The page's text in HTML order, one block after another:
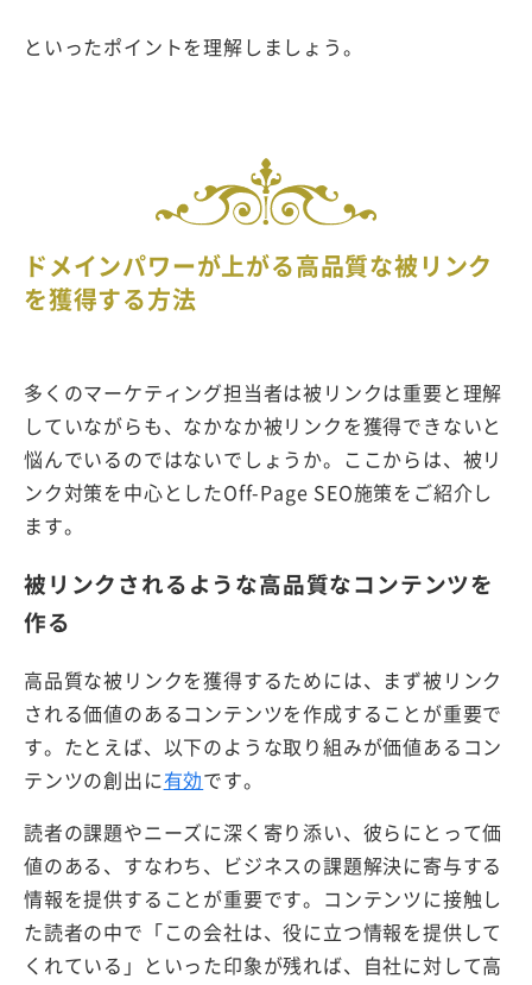
といったポイントを理解しましょう。
ドメインパワーが上がる高品質な被リンク
を獲得する方法
多くのマーケティング担当者は被リンクは重要と理解
していながらも、なかなか被リンクを獲得できないと
悩んでいるのではないでしょうか。ここからは、被リ
ンク対策を中心としたOff-Page SEO施策をご紹介し
ます。
被リンクされるような高品質なコンテンツを
作る
高品質な被リンクを獲得するためには、まず被リンク
される価値のあるコンテンツを作成することが重要で
す。たとえば、以下のような取り組みが価値あるコン
テンツの創出に有効です。
読者の課題やニーズに深く寄り添い、彼らにとって価
値のある、すなわち、ビジネスの課題解決に寄与する
情報を提供することが重要です。コンテンツに接触し
た読者の中で「この会社は、役に立つ情報を提供して
くれている」といった印象が残れば、自社に対して高